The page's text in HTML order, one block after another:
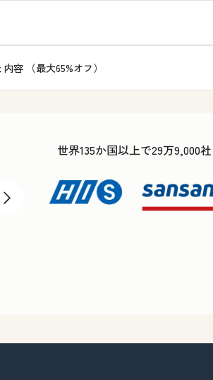
容 （最大65%オフ）
世界135か国以上で29万9,000
次へ